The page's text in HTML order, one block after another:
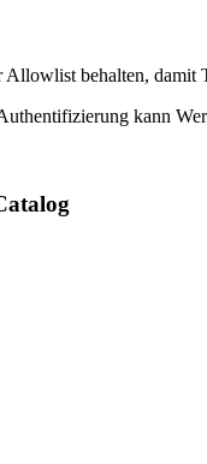
behalten, damit
kann